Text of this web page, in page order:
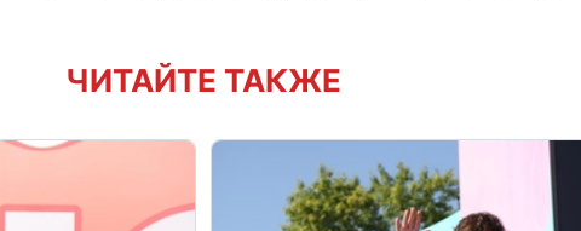
ЧИТАЙТЕ ТАКЖЕ